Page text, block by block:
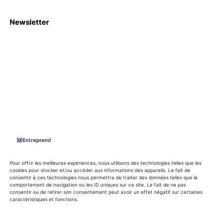
Pour offrir les meilleures expériences, nous utilisons des technologies telles que les
cookies pour stocker et/ou accéder aux informations des appareils. Le fait de
consentir à ces technologies nous permettra de traiter des données telles que le
comportement de navigation ou les ID uniques sur ce site. Le fait de ne pas
consentir ou de retirer son consentement peut avoir un effet négatif sur certaines
caractéristiques et fonctions.
info@entreprend.net
Newsletter